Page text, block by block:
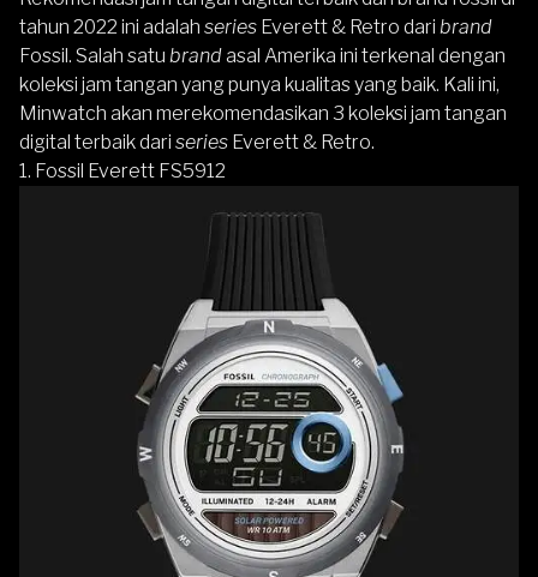
tahun 2022 ini adalah series Everett & Retro dari brand
Fossil. Salah satu brandasal Amerika ini terkenal dengan
koleksi jam tangan yang punya kualitas yang baik. Kali ini,
Minwatch akan merekomendasikan 3 koleksi jam tangan
digital terbaik dari series Everett & Retro.
1. Fossil Everett FS5912